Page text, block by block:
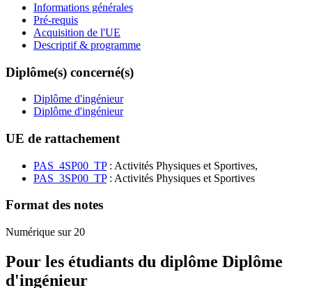
Informations générales
Pré-requis
Acquisition de l'UE
Descriptif & programme
Diplôme(s) concerné(s)
Diplôme d'ingénieur
Diplôme d'ingénieur
UE de rattachement
PAS_4SP00_TP: Activités Physiques et Sportives,
PAS_3SP00_TP: Activités Physiques et Sportives
Format des notes
Numérique sur 20
Pour les étudiants du diplôme Diplôme
d'ingénieur